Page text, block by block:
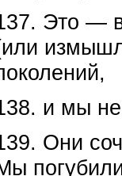
Это —
и мы
Они